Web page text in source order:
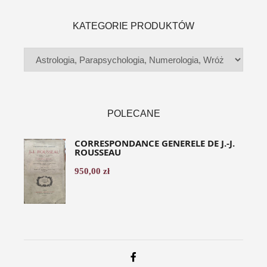
KATEGORIE PRODUKTÓW
POLECANE
CORRESPONDANCE GENERELE DE J.-J.
ROUSSEAU
950,00 zł